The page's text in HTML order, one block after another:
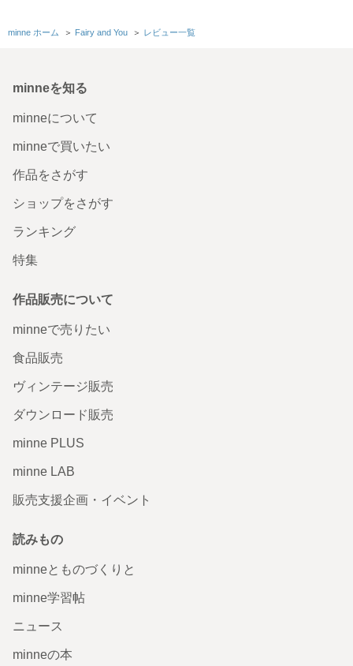
minne ホーム ＞ Fairy and You ＞ レビュー一覧
minneを知る
minneについて
minneで買いたい
作品をさがす
ショップをさがす
ランキング
特集
作品販売について
minneで売りたい
食品販売
ヴィンテージ販売
ダウンロード販売
minne PLUS
minne LAB
販売支援企画・イベント
読みもの
minneとものづくりと
minne学習帖
ニュース
minneの本